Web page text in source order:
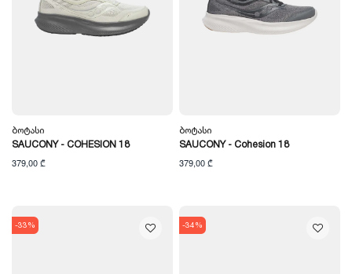
Ბოტასი
SAUCONY - COHESION 18
379,00 ₾
Ბოტასი
SAUCONY - Cohesion 18
379,00 ₾
-33% -34%